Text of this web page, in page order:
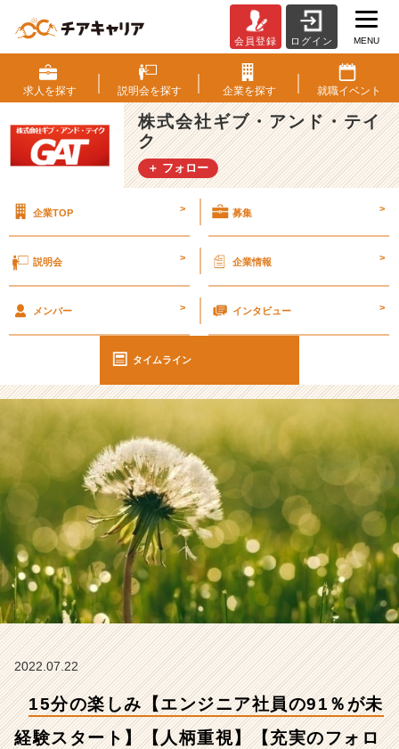
5
分
の
楽
し
み
【エ
ニ
員
が
未
経
ス
タ
ー
ト】
【人
柄
重
視】
【充
の
ー】
【株
式
会員登録 ログイン MENU
求人を探す 説明会を探す 企業を探す 就職イベント
株式会社ギブ・アンド・テイ
ク
＋ フォロー
企業TOP > 募集 >
説明会 > 企業情報 >
メンバー > インタビュー >
タイムライン
2022.07.22
15分の楽しみ【エンジニア社員の91％が未
経験スタート】【人柄重視】【充実のフォロ